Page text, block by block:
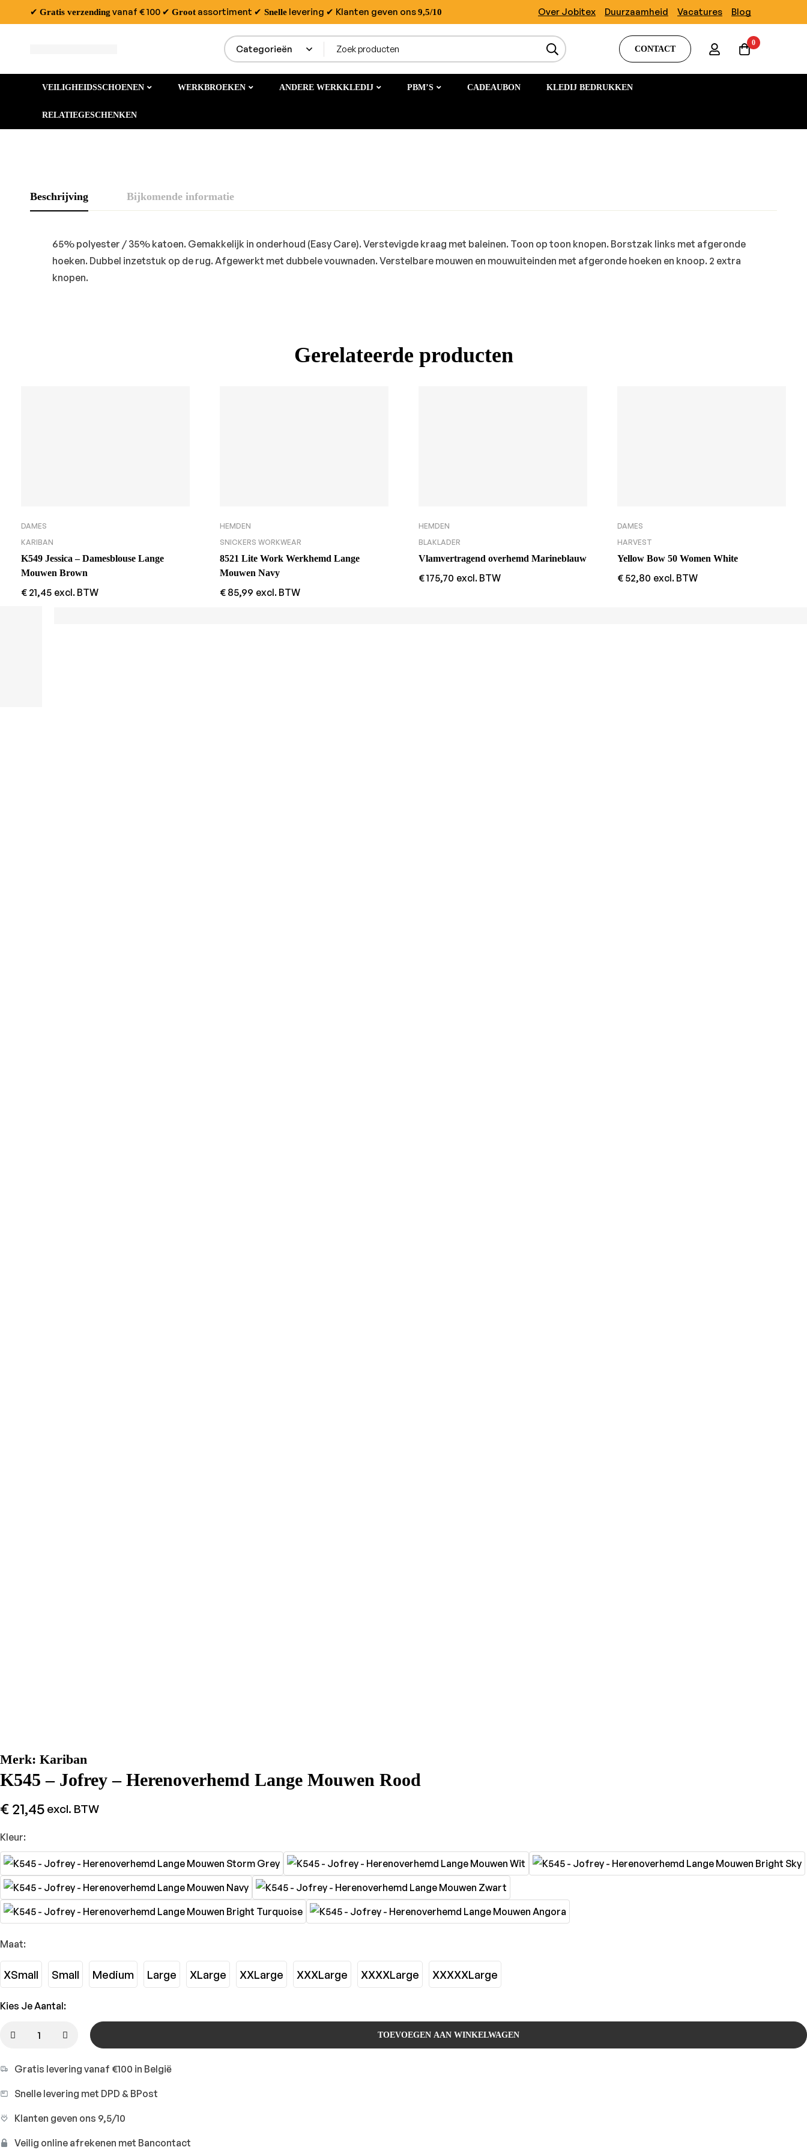
✔ Gratis verzending vanaf € 100 ✔ Groot assortiment ✔ Snelle levering ✔ Klanten geven ons9,5/10 Over Jobitex Duurzaamheid Vacatures Blog
CONTACT
0
VEILIGHEIDSSCHOENEN WERKBROEKEN ANDERE WERKKLEDIJ PBM’S CADEAUBON KLEDIJ BEDRUKKEN
RELATIEGESCHENKEN
Beschrijving Bijkomende informatie
65% polyester / 35% katoen. Gemakkelijk in onderhoud (Easy Care). Verstevigde kraag met baleinen. Toon op toon knopen. Borstzak links met afgeronde
hoeken. Dubbel inzetstuk op de rug. Afgewerkt met dubbele vouwnaden. Verstelbare mouwen en mouwuiteinden met afgeronde hoeken en knoop. 2 extra
knopen.
Gerelateerde producten
DAMES
KARIBAN
K549 Jessica – Damesblouse Lange
Mouwen Brown
€ 21,45 excl. BTW
HEMDEN
SNICKERS WORKWEAR
8521 Lite Work Werkhemd Lange
Mouwen Navy
€ 85,99 excl. BTW
HEMDEN
BLAKLADER
Vlamvertragend overhemd Marineblauw
€175,70 excl. BTW
DAMES
HARVEST
Yellow Bow 50 Women White
€ 52,80 excl. BTW
Merk: Kariban
K545 – Jofrey – Herenoverhemd Lange Mouwen Rood
€ 21,45 excl. BTW
Kleur:
Maat:
XSmall Small Medium Large XLarge XXLarge XXXLarge XXXXLarge XXXXXLarge
Kies Je Aantal:
TOEVOEGEN AAN WINKELWAGEN
Gratis levering vanaf €100 in België
Snelle levering met DPD & BPost
Klanten geven ons 9,5/10
Veilig online afrekenen met Bancontact